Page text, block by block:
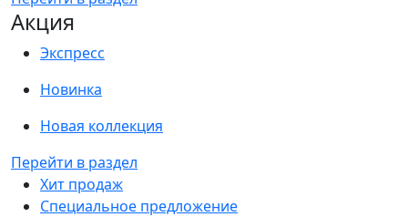
Акция
Экспресс
Новинка
Новая коллекция
Перейти в раздел
Хит продаж
Специальное предложение